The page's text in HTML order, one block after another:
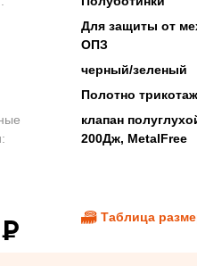
Для защиты от
ОПЗ
черный/зеленый
Полотно
клапан
200Дж, MetalFree
₽ Таблица